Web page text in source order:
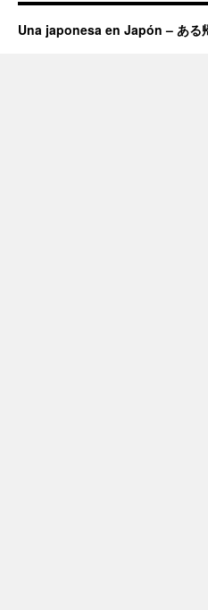
Una japonesa en Japón – ある